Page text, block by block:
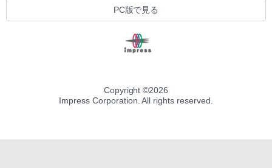
PC版で見る
Copyright ©2026
Impress Corporation. All rights reserved.